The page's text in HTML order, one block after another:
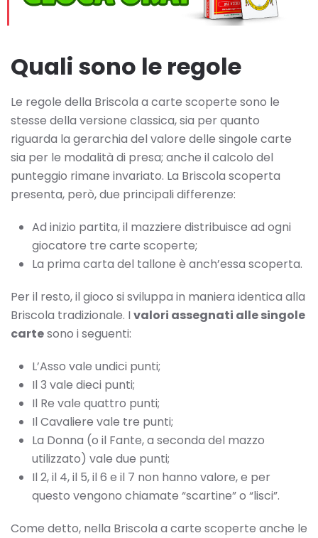
Quali sono le regole
Le regole della Briscola a carte scoperte sono le
stesse della versione classica, sia per quanto
riguarda la gerarchia del valore delle singole carte
sia per le modalità di presa; anche il calcolo del
punteggio rimane invariato. La Briscola scoperta
presenta, però, due principali differenze:
Ad inizio partita, il mazziere distribuisce ad ogni
giocatore tre carte scoperte;
La prima carta del tallone è anch’essa scoperta.
Per il resto, il gioco si sviluppa in maniera identica alla
Briscola tradizionale. I valori assegnati alle singole
cartesono i seguenti:
L’Asso vale undici punti;
Il 3 vale dieci punti;
Il Re vale quattro punti;
Il Cavaliere vale tre punti;
La Donna (o il Fante, a seconda del mazzo
utilizzato) vale due punti;
Il 2, il 4, il 5, il 6 e il 7 non hanno valore, e per
questo vengono chiamate “scartine” o “lisci”.
Come detto, nella Briscola a carte scoperte anche le